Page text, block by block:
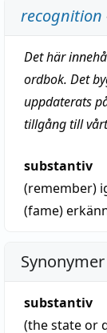
recognition
Det här
ordbok. Det
uppdaterats
tillgång till
substantiv
(remember)
(fame)
substantiv
(the state or